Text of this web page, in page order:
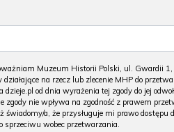
Muzeum Historii Polski, ul. Gwardii
na rzecz lub zlecenie MHP do
od dnia wyrażenia tej zgody do jej
zgody nie wpływa na zgodność z prawem
świadomy/a, że przysługuje mi prawo
sprzeciwu wobec przetwarzania.